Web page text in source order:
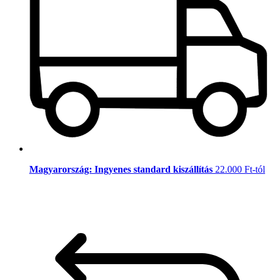
Magyarország: Ingyenes standard kiszállítás 22.000 Ft-tól